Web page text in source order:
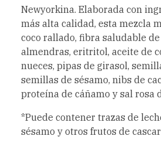
Newyorkina. Elaborada con
más alta calidad, esta mezcla
coco rallado, fibra saludable de
almendras, eritritol, aceite de
nueces, pipas de girasol,
semillas de sésamo, nibs de
proteína de cáñamo y sal rosa
*Puede contener trazas de
sésamo y otros frutos de